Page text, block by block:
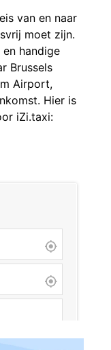
van en naar
moet zijn.
handige
Brussels
Airport,
Hier is
iZi.taxi: